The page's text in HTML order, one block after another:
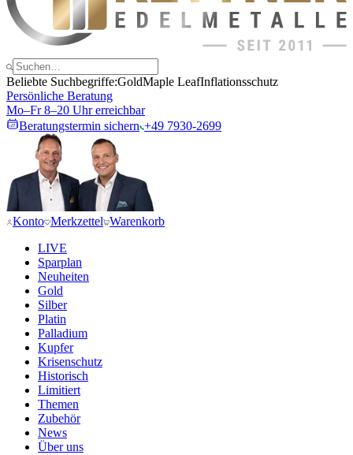
Beliebte Suchbegriffe:GoldMaple LeafInflationsschutz
Persönliche Beratung
Mo–Fr 8–20 Uhr erreichbar
Beratungstermin sichern +49 7930-2699
Konto Merkzettel Warenkorb
LIVE
Sparplan
Neuheiten
Gold
Silber
Platin
Palladium
Kupfer
Krisenschutz
Historisch
Limitiert
Themen
Zubehör
News
Über uns